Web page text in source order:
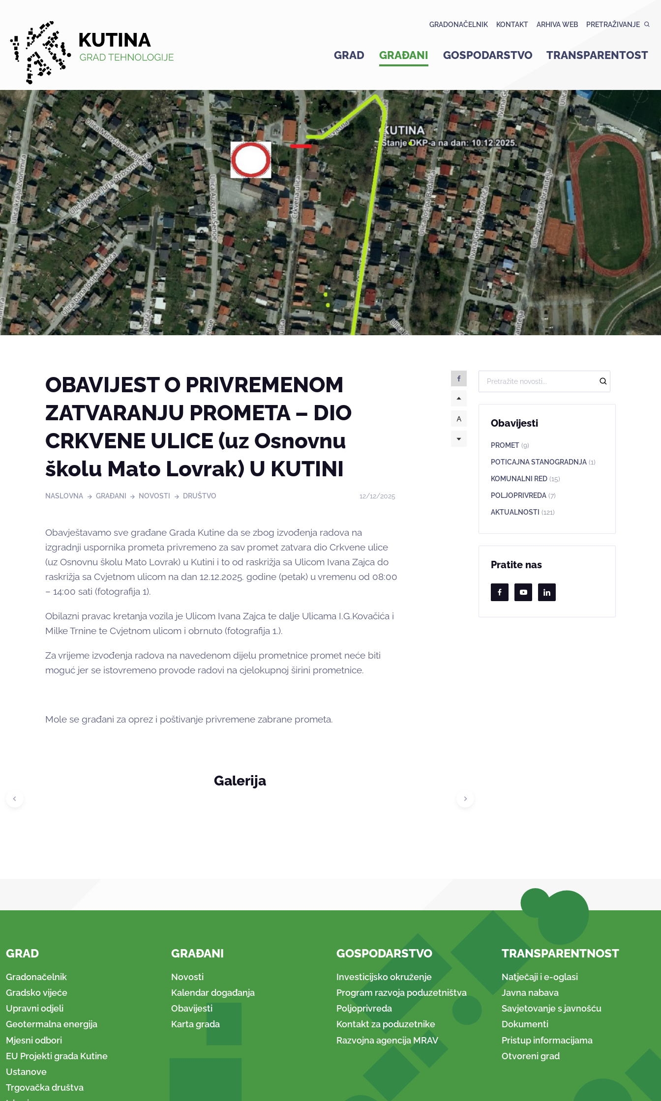
Kutina
GRADONAČELNIK KONTAKT ARHIVA WEB PRETRAŽIVANJE
GRAD GRAĐANI GOSPODARSTVO TRANSPARENTOST
OBAVIJEST O PRIVREMENOM
ZATVARANJU PROMETA – DIO
CRKVENE ULICE (uz Osnovnu
školu Mato Lovrak) U KUTINI
NASLOVNA GRAĐANI NOVOSTI DRUŠTVO 12/12/2025
Obavještavamo sve građane Grada Kutine da se zbog izvođenja radova na
izgradnji uspornika prometa privremeno za sav promet zatvara dio Crkvene ulice
(uz Osnovnu školu Mato Lovrak) u Kutini i to od raskrižja sa Ulicom Ivana Zajca do
raskrižja sa Cvjetnom ulicom na dan 12.12.2025. godine (petak) u vremenu od 08:00
– 14:00 sati (fotografija 1).
Obilazni pravac kretanja vozila je Ulicom Ivana Zajca te dalje Ulicama I.G.Kovačića i
Milke Trnine te Cvjetnom ulicom i obrnuto (fotografija 1.).
Za vrijeme izvođenja radova na navedenom dijelu prometnice promet neće biti
moguć jer se istovremeno provode radovi na cjelokupnoj širini prometnice.
Mole se građani za oprez i poštivanje privremene zabrane prometa.
Galerija
Obavijesti
PROMET (9)
POTICAJNA STANOGRADNJA (1)
KOMUNALNI RED (15)
POLJOPRIVREDA (7)
AKTUALNOSTI (121)
Pratite nas
GRAD
Gradonačelnik
Gradsko vijeće
Upravni odjeli
Geotermalna energija
Mjesni odbori
EU Projekti grada Kutine
Ustanove
Trgovačka društva
GRAĐANI
Novosti
Kalendar događanja
Obavijesti
Karta grada
GOSPODARSTVO
Investicijsko okruženje
Program razvoja poduzetništva
Poljoprivreda
Kontakt za poduzetnike
Razvojna agencija MRAV
TRANSPARENTNOST
Natječaji i e-oglasi
Javna nabava
Savjetovanje s javnošću
Dokumenti
Pristup informacijama
Otvoreni grad